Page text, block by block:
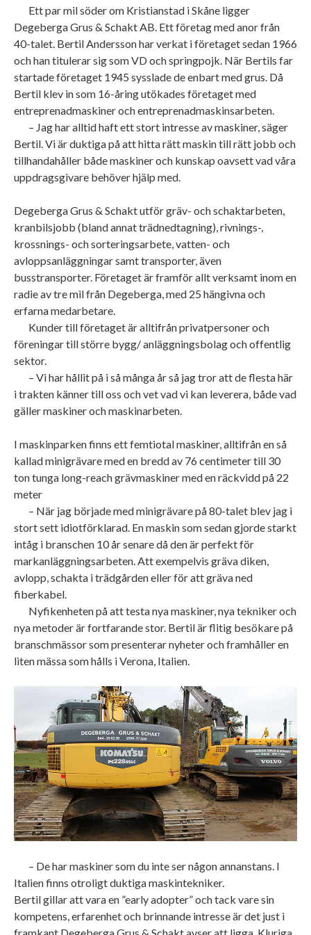
Ett par mil söder om Kristianstad i Skåne ligger
Degeberga Grus & Schakt AB. Ett företag med anor från
40-talet. Bertil Andersson har verkat i företaget sedan 1966
och han titulerar sig som VD och springpojk. När Bertils far
startade företaget 1945 sysslade de enbart med grus. Då
Bertil klev in som 16-åring utökades företaget med
entreprenadmaskiner och entreprenadmaskinsarbeten.
– Jag har alltid haft ett stort intresse av maskiner, säger
Bertil. Vi är duktiga på att hitta rätt maskin till rätt jobb och
tillhandahåller både maskiner och kunskap oavsett vad våra
uppdragsgivare behöver hjälp med.
Degeberga Grus & Schakt utför gräv- och schaktarbeten,
kranbilsjobb (bland annat trädnedtagning), rivnings-,
krossnings- och sorteringsarbete, vatten- och
avloppsanläggningar samt transporter, även
busstransporter. Företaget är framför allt verksamt inom en
radie av tre mil från Degeberga, med 25 hängivna och
erfarna medarbetare.
Kunder till företaget är alltifrån privatpersoner och
föreningar till större bygg/ anläggningsbolag och offentlig
sektor.
– Vi har hållit på i så många år så jag tror att de flesta här
i trakten känner till oss och vet vad vi kan leverera, både vad
gäller maskiner och maskinarbeten.
I maskinparken finns ett femtiotal maskiner, alltifrån en så
kallad minigrävare med en bredd av 76 centimeter till 30
ton tunga long-reach grävmaskiner med en räckvidd på 22
meter
– När jag började med minigrävare på 80-talet blev jag i
stort sett idiotförklarad. En maskin som sedan gjorde starkt
intåg i branschen 10 år senare då den är perfekt för
markanläggningsarbeten. Att exempelvis gräva diken,
avlopp, schakta i trädgården eller för att gräva ned
fiberkabel.
Nyfikenheten på att testa nya maskiner, nya tekniker och
nya metoder är fortfarande stor. Bertil är flitig besökare på
branschmässor som presenterar nyheter och framhåller en
liten mässa som hålls i Verona, Italien.
– De har maskiner som du inte ser någon annanstans. I
Italien finns otroligt duktiga maskintekniker.
Bertil gillar att vara en ”early adopter” och tack vare sin
kompetens, erfarenhet och brinnande intresse är det just i